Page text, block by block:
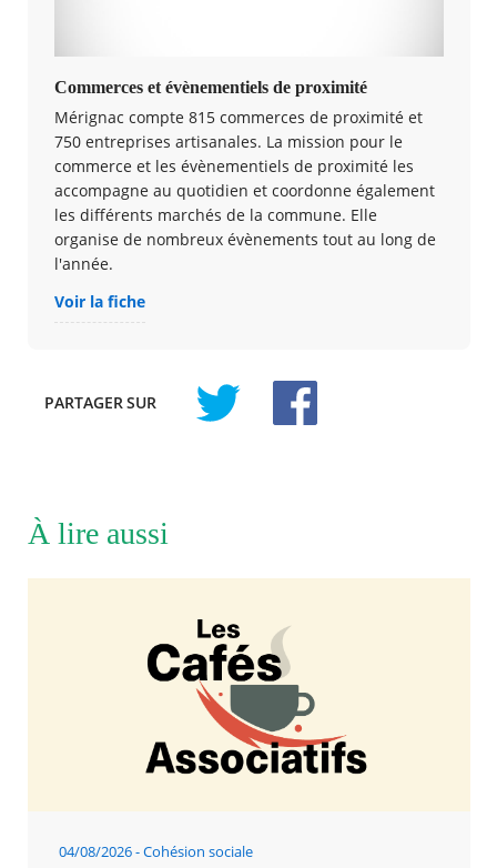
Commerces et évènementiels de proximité
Mérignac compte 815 commerces de proximité et
750 entreprises artisanales. La mission pour le
commerce et les évènementiels de proximité les
accompagne au quotidien et coordonne également
les différents marchés de la commune. Elle
organise de nombreux évènements tout au long de
l'année.
Voir la fiche
PARTAGERSUR
À lire aussi
04/08/2026 Cohésion sociale